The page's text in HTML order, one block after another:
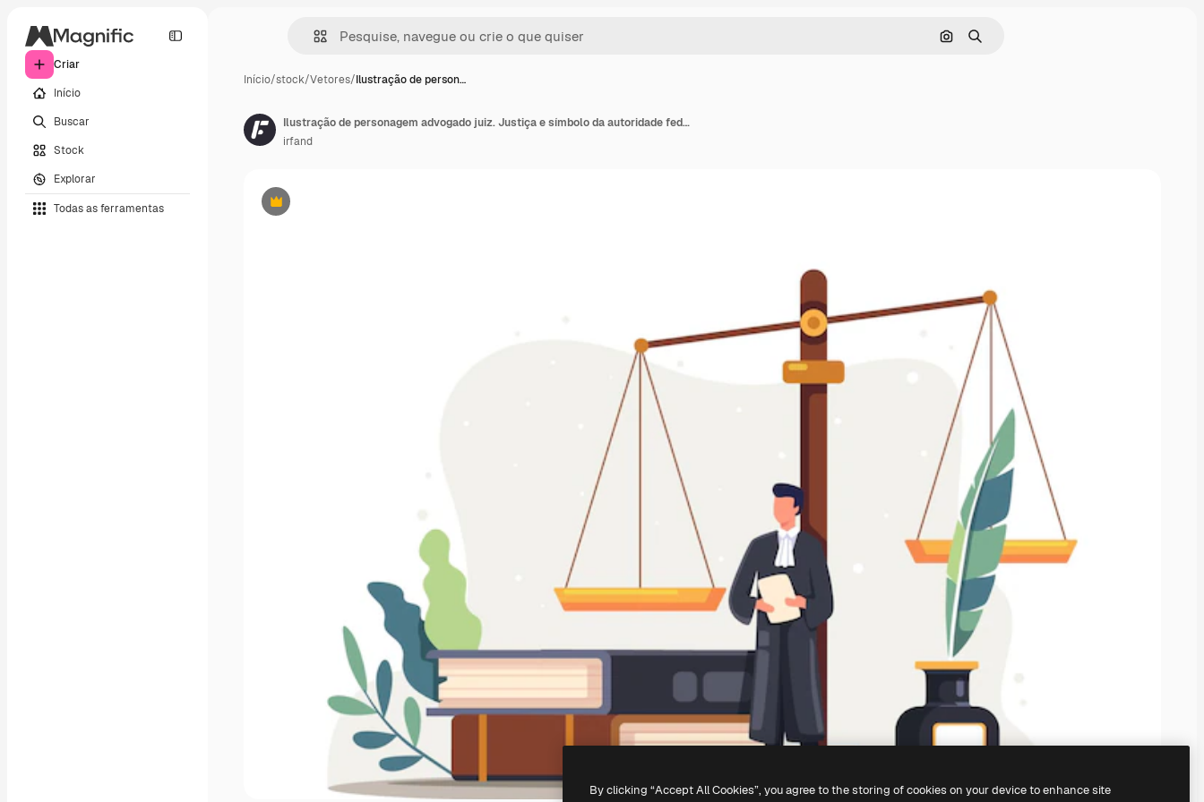
Criar
Início
Buscar
Stock
Explorar
Todas as ferramentas
Pesquisar por imagem
Buscar
Início/stock/Vetores/Ilustração de person…
Premium
Ilustração de personagem advogado juiz. Justiça e símbolo da autoridade federal, conhecimento da profissão de advogado. Ilustração vetorial em estilo simples
irfand
By clicking “Accept All Cookies”, you agree to the storing of cookies on your device to enhance site